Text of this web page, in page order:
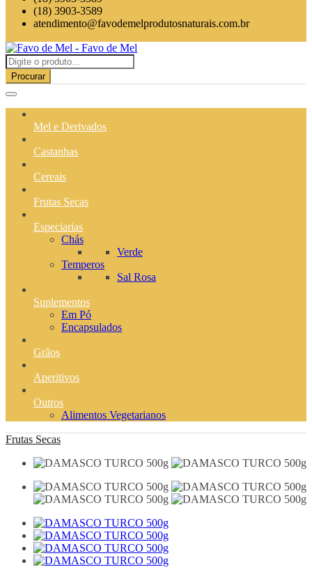
(18) 3903-3589
atendimento@favodemelprodutosnaturais.com.br
Procurar
Mel e Derivados
Castanhas
Cereais
Frutas Secas
Especiarias
Chás
Verde
Temperos
Sal Rosa
Suplementos
Em Pó
Encapsulados
Grãos
Aperitivos
Outros
Alimentos Vegetarianos
Frutas Secas